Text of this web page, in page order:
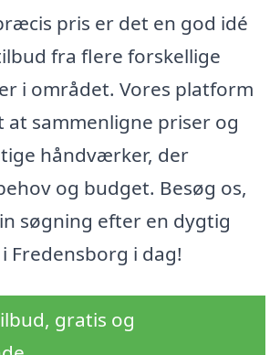
pris er det en god idé
fra flere forskellige
i området. Vores platform
at sammenligne priser og
håndværker, der
og budget. Besøg os,
søgning efter en dygtig
Fredensborg i dag!
gratis og